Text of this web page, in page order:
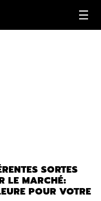
SORTES
LE MARCHÉ:
POUR VOTRE